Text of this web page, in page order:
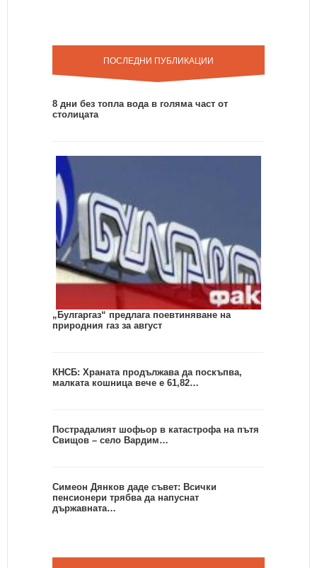
ПОСЛЕДНИ ПУБЛИКАЦИИ
8 дни без топла вода в голяма част от
столицата
„Булгаргаз“ предлага поевтиняване на
природния газ за август
КНСБ: Храната продължава да поскъпва,
малката кошница вече е 61,82…
Пострадалият шофьор в катастрофа на пътя
Свищов – село Вардим…
Симеон Дянков даде съвет: Всички
пенсионери трябва да напуснат
държавната…